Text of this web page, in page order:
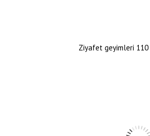
Ziyafet geyimleri 110